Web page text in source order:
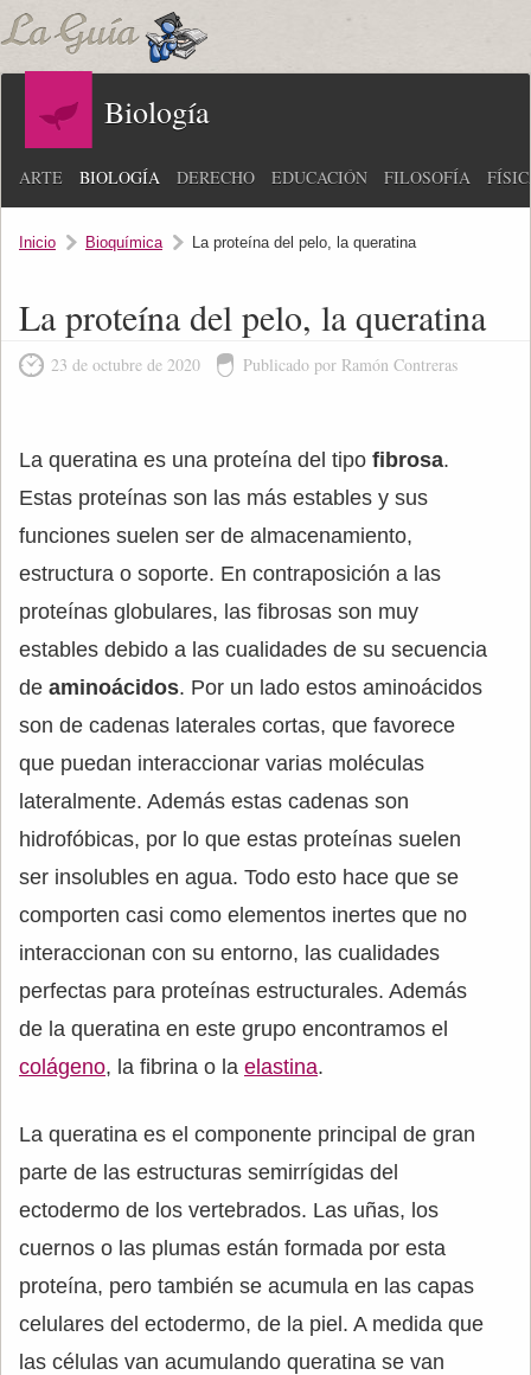
Biología
ARTE BIOLOGÍA DERECHO EDUCACIÓN FILOSOFÍA
Inicio Bioquímica La proteína del pelo, la queratina
La proteína del pelo, la queratina
23 de octubre de 2020 Publicado por Ramón Contreras
La queratina es una proteína del tipo fibrosa.
Estas proteínas son las más estables y sus
funciones suelen ser de almacenamiento,
estructura o soporte. En contraposición a las
proteínas globulares, las fibrosas son muy
estables debido a las cualidades de su secuencia
de aminoácidos. Por un lado estos aminoácidos
son de cadenas laterales cortas, que favorece
que puedan interaccionar varias moléculas
lateralmente. Además estas cadenas son
hidrofóbicas, por lo que estas proteínas suelen
ser insolubles en agua. Todo esto hace que se
comporten casi como elementos inertes que no
interaccionan con su entorno, las cualidades
perfectas para proteínas estructurales. Además
de la queratina en este grupo encontramos el
colágeno, la fibrina o la elastina.
La queratina es el componente principal de gran
parte de las estructuras semirrígidas del
ectodermo de los vertebrados. Las uñas, los
cuernos o las plumas están formada por esta
proteína, pero también se acumula en las capas
celulares del ectodermo, de la piel. A medida que
las células van acumulando queratina se van